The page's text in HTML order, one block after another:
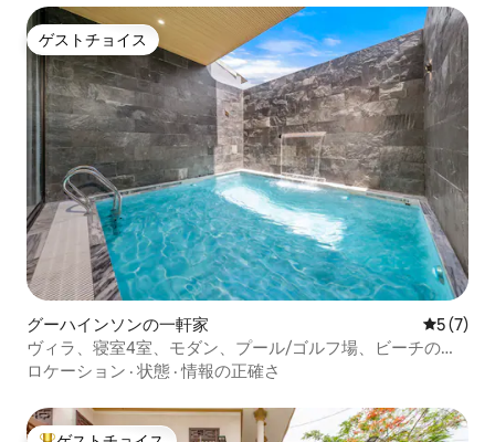
ゲストチョイス
ゲストチョイス
グーハインソンの一軒家 レビュー
5 (7)
ヴィラ、寝室4室、モダン、プール/ゴルフ場、ビーチの近
く/無料空港送迎
ロケーション · 状態 ·情報の正確さ